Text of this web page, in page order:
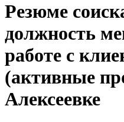
Резюме
должность
работе с
(активные
Алексеевке